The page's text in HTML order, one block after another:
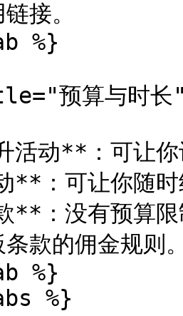
接。
预算与时长
动**：可让你
：可让你随时
：没有预算限
款的佣金规则